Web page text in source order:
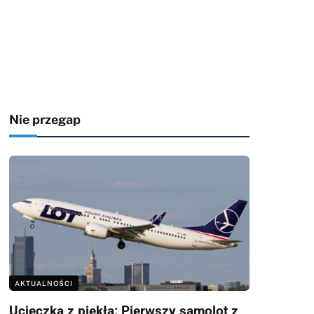
Nie przegap
AKTUALNOŚCI
Ucieczka z piekła: Pierwszy samolot z